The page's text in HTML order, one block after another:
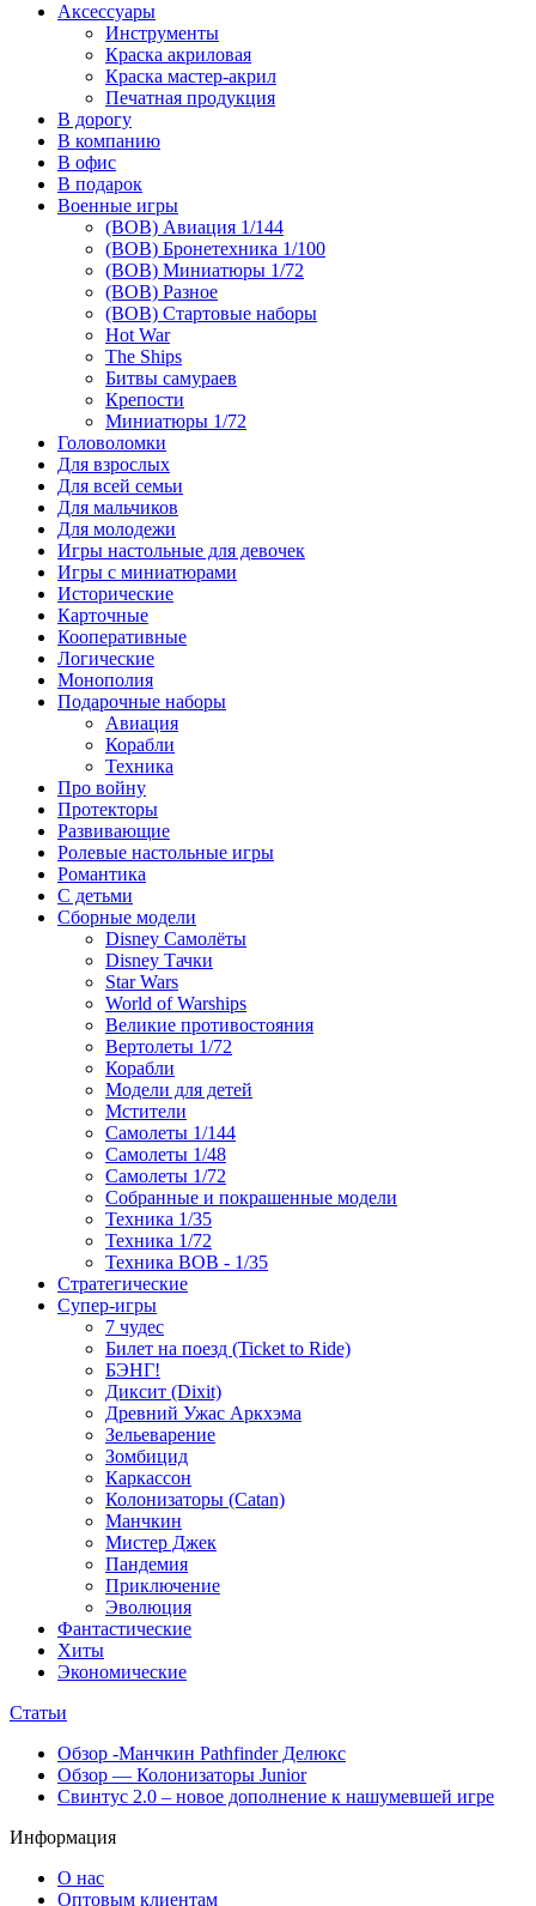
Аксессуары
Инструменты
Краска акриловая
Краска мастер-акрил
Печатная продукция
В дорогу
В компанию
В офис
В подарок
Военные игры
(ВОВ) Авиация 1/144
(ВОВ) Бронетехника 1/100
(ВОВ) Миниатюры 1/72
(ВОВ) Разное
(ВОВ) Стартовые наборы
Hot War
The Ships
Битвы самураев
Крепости
Миниатюры 1/72
Головоломки
Для взрослых
Для всей семьи
Для мальчиков
Для молодежи
Игры настольные для девочек
Игры с миниатюрами
Исторические
Карточные
Кооперативные
Логические
Монополия
Подарочные наборы
Авиация
Корабли
Техника
Про войну
Протекторы
Развивающие
Ролевые настольные игры
Романтика
С детьми
Сборные модели
Disney Самолёты
Disney Тачки
Star Wars
World of Warships
Великие противостояния
Вертолеты 1/72
Корабли
Модели для детей
Мстители
Самолеты 1/144
Самолеты 1/48
Самолеты 1/72
Собранные и покрашенные модели
Техника 1/35
Техника 1/72
Техника ВОВ - 1/35
Стратегические
Супер-игры
7 чудес
Билет на поезд (Ticket to Ride)
БЭНГ!
Диксит (Dixit)
Древний Ужас Аркхэма
Зельеварение
Зомбицид
Каркассон
Колонизаторы (Catan)
Манчкин
Мистер Джек
Пандемия
Приключение
Эволюция
Фантастические
Хиты
Экономические
Статьи
Обзор -Манчкин Pathfinder Делюкс
Обзор — Колонизаторы Junior
Свинтус 2.0 – новое дополнение к нашумевшей игре
Информация
О нас
Оптовым клиентам